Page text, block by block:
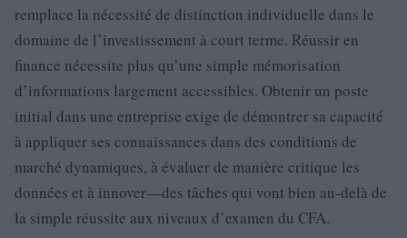
remplace la nécessité de distinction individuelle dans le
domaine de l’investissement à court terme. Réussir en
finance nécessite plus qu’une simple mémorisation
d’informations largement accessibles. Obtenir un poste
initial dans une entreprise exige de démontrer sa capacité
à appliquer ses connaissances dans des conditions de
marché dynamiques, à évaluer de manière critique les
données et à innover—des tâches qui vont bien au-delà de
la simple réussite aux niveaux d’examen du CFA.